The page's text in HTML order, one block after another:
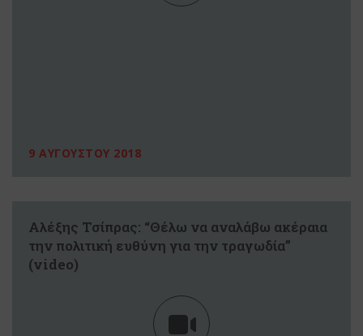
9 ΑΥΓΟΥΣΤΟΥ 2018
Αλέξης Τσίπρας: “Θέλω να αναλάβω ακέραια
την πολιτική ευθύνη για την τραγωδία”
(video)